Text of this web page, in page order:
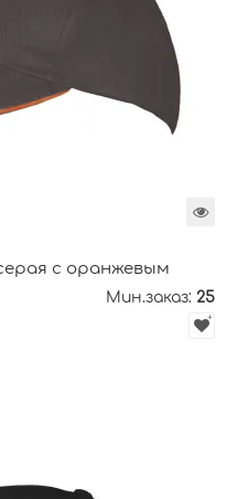
с оранжевым
Мин.заказ: 25